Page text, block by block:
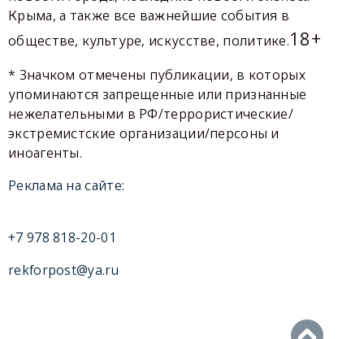
Крыма, а также все важнейшие события в
обществе, культуре, искусстве, политике.18+
* Значком отмечены публикации, в которых
упоминаются запрещенные или признанные
нежелательными в РФ/террористические/
экстремистские организации/персоны и
иноагенты.
Реклама на сайте:
+7 978 818-20-01
rekforpost@ya.ru